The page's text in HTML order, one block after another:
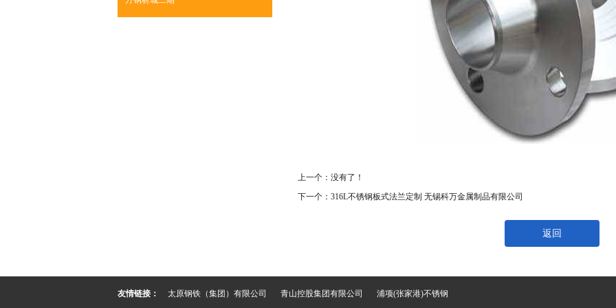
上一个：没有了！
下一个： 316L不锈钢板式法兰定制 无锡科万金属制品有限公司
返回
友情链接： 太原钢铁（集团）有限公司 青山控股集团有限公司 浦项(张家港)不锈钢